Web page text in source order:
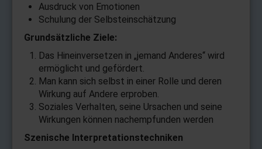
Ausdruck von Emotionen
Schulung der Selbsteinschätzung
Grundsätzliche Ziele:
Das Hineinversetzen in „jemand Anderes“ wird
ermöglicht und gefördert.
Man kann sich selbst in einer Rolle und deren
Wirkung auf Andere erproben.
Soziales Verhalten, seine Ursachen und seine
Wirkungen können nachempfunden werden
Szenische Interpretationstechniken